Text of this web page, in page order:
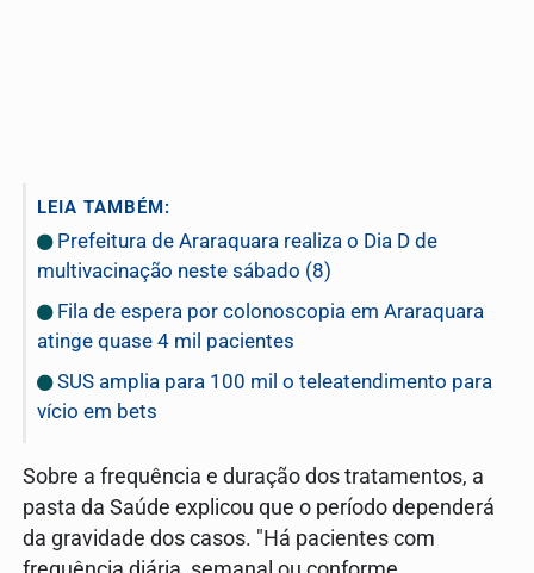
LEIA TAMBÉM:
Prefeitura de Araraquara realiza o Dia D de
multivacinação neste sábado (8)
Fila de espera por colonoscopia em Araraquara
atinge quase 4 mil pacientes
SUS amplia para 100 mil o teleatendimento para
vício em bets
Sobre a frequência e duração dos tratamentos, a
pasta da Saúde explicou que o período dependerá
da gravidade dos casos. "Há pacientes com